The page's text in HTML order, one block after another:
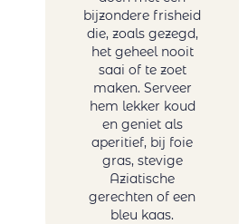
bijzondere frisheid
die, zoals gezegd,
het geheel nooit
saai of te zoet
maken. Serveer
hem lekker koud
en geniet als
aperitief, bij foie
gras, stevige
Aziatische
gerechten of een
bleu kaas.